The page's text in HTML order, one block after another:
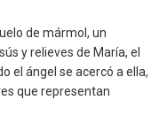
de mármol, un
y relieves de María, el
el ángel se acercó a ella,
que representan